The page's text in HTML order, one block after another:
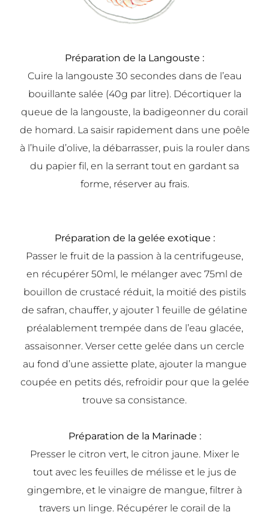
Préparation de la Langouste :
Cuire la langouste 30 secondes dans de l’eau
bouillante salée (40g par litre). Décortiquer la
queue de la langouste, la badigeonner du corail
de homard. La saisir rapidement dans une poêle
à l’huile d’olive, la débarrasser, puis la rouler dans
du papier fil, en la serrant tout en gardant sa
forme, réserver au frais.
Préparation de la gelée exotique :
Passer le fruit de la passion à la centrifugeuse,
en récupérer 50ml, le mélanger avec 75ml de
bouillon de crustacé réduit, la moitié des pistils
de safran, chauffer, y ajouter 1 feuille de gélatine
préalablement trempée dans de l’eau glacée,
assaisonner. Verser cette gelée dans un cercle
au fond d’une assiette plate, ajouter la mangue
coupée en petits dés, refroidir pour que la gelée
trouve sa consistance.
Préparation de la Marinade :
Presser le citron vert, le citron jaune. Mixer le
tout avec les feuilles de mélisse et le jus de
gingembre, et le vinaigre de mangue, filtrer à
travers un linge. Récupérer le corail de la